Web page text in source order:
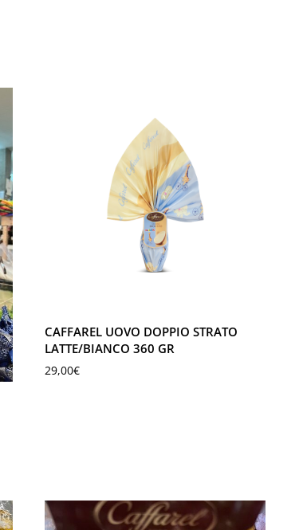
CAFFAREL UOVO DOPPIO STRATO
LATTE/BIANCO 360 GR
29,00€